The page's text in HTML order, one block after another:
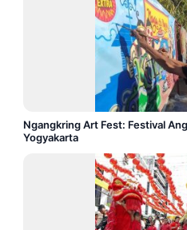
Ngangkring Art Fest: Festival
Yogyakarta